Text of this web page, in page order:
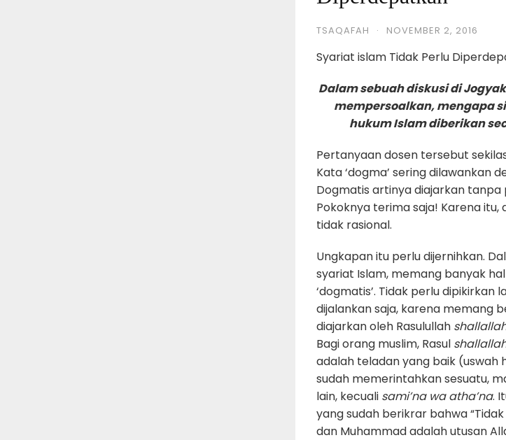
TSAQAFAH · NOVEMBER 2, 2016
Syariat islam Tidak Perlu
Dalam sebuah diskusi di
mempersoalkan, mengapa
hukum Islam diberikan
Pertanyaan dosen tersebut
Kata ‘dogma’ sering dilawankan
Dogmatis artinya diajarkan tanpa
Pokoknya terima saja! Karena itu,
tidak rasional.
Ungkapan itu perlu dijernihkan.
syariat Islam, memang banyak
‘dogmatis’. Tidak perlu dipikirkan
dijalankan saja, karena memang
diajarkan oleh Rasulullah
Bagi orang muslim, Rasul
adalah teladan yang baik (uswah
sudah memerintahkan sesuatu,
lain, kecuali sami’na wa atha’na.
yang sudah berikrar bahwa
dan Muhammad adalah utusan